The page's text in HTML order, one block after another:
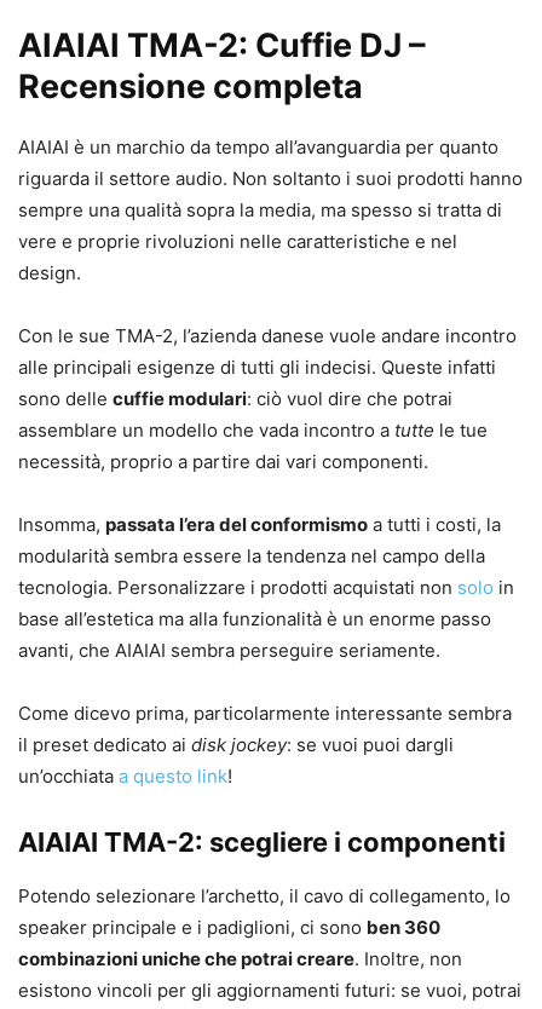
AIAIAI TMA-2: Cuffie DJ –
Recensione completa
AIAIAI è un marchio da tempo all’avanguardia per quanto
riguarda il settore audio. Non soltanto i suoi prodotti hanno
sempre una qualità sopra la media, ma spesso si tratta di
vere e proprie rivoluzioni nelle caratteristiche e nel
design.
Con le sue TMA-2, l’azienda danese vuole andare incontro
alle principali esigenze di tutti gli indecisi. Queste infatti
sono delle cuffie modulari: ciò vuol dire che potrai
assemblare un modello che vada incontro a tutte le tue
necessità, proprio a partire dai vari componenti.
Insomma, passata l’era del conformismo a tutti i costi, la
modularità sembra essere la tendenza nel campo della
tecnologia. Personalizzare i prodotti acquistati non solo in
base all’estetica ma alla funzionalità è un enorme passo
avanti, che AIAIAI sembra perseguire seriamente.
Come dicevo prima, particolarmente interessante sembra
il preset dedicato ai disk jockey: se vuoi puoi dargli
un’occhiata a questo link!
AIAIAI TMA-2: scegliere i componenti
Potendo selezionare l’archetto, il cavo di collegamento, lo
speaker principale e i padiglioni, ci sono ben 360
combinazioni uniche che potrai creare. Inoltre, non
esistono vincoli per gli aggiornamenti futuri: se vuoi, potrai